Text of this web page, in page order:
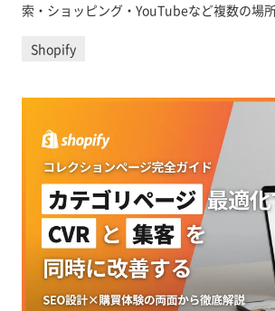
索・ショッピング・YouTubeなど複数の場
料で露出できます。「Google & YouTube
Performance Maxの活用法まで実践的に解
Shopify